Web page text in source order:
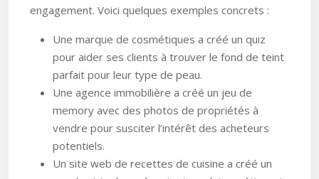
engagement. Voici quelques exemples concrets :
Une marque de cosmétiques a créé un quiz
pour aider ses clients à trouver le fond de teint
parfait pour leur type de peau.
Une agence immobilière a créé un jeu de
memory avec des photos de propriétés à
vendre pour susciter l’intérêt des acheteurs
potentiels.
Un site web de recettes de cuisine a créé un